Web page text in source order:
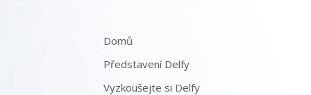
Domů
Představení Delfy
Vyzkoušejte si Delfy